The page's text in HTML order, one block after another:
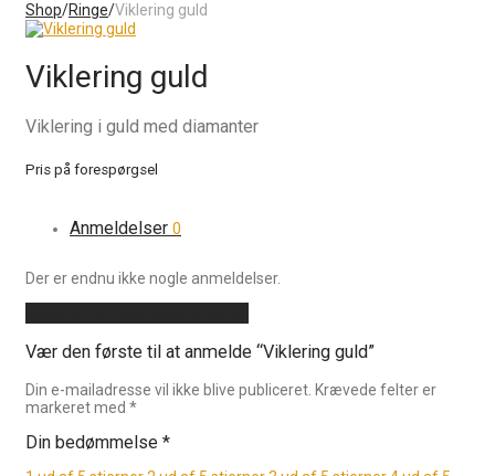
Shop/Ringe/Viklering guld
Viklering guld
Viklering i guld med diamanter
Pris på forespørgsel
Anmeldelser 0
Der er endnu ikke nogle anmeldelser.
Vær den første til at anmelde “Viklering guld”
Din e-mailadresse vil ikke blive publiceret. Krævede felter er
markeret med *
Din bedømmelse *